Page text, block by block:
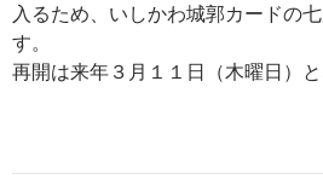
入るため、いしかわ城郭カードの
す。
再開は来年３月１１日（木曜日）と